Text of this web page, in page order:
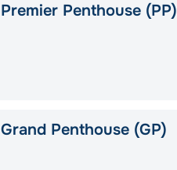
Premier Penthouse (PP)
Grand Penthouse (GP)